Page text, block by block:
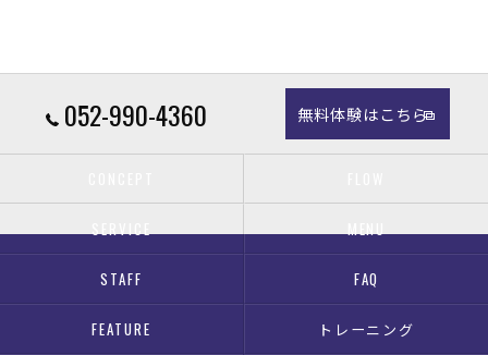
052-990-4360 無料体験はこちら
SERVICE MENU
STAFF FAQ
FEATURE トレーニング